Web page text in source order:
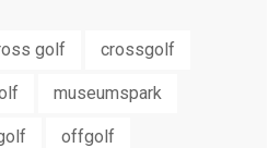
golf crossgolf
museumspark
offgolf